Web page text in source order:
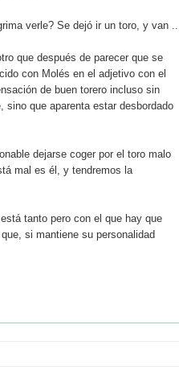
verle? Se dejó ir un toro, y van ...
que después de parecer que se
con Molés en el adjetivo con el
de buen torero incluso sin
que aparenta estar desbordado
dejarse coger por el toro malo
mal es él, y tendremos la
tanto pero con el que hay que
si mantiene su personalidad